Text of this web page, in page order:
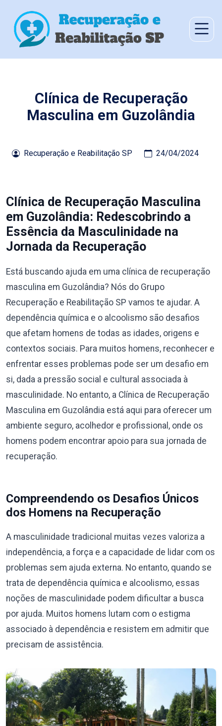
Clínica de Recuperação
Masculina em Guzolândia
Recuperação e Reabilitação SP 24/04/2024
Clínica de Recuperação Masculina
em Guzolândia: Redescobrindo a
Essência da Masculinidade na
Jornada da Recuperação
Está buscando ajuda em uma clínica de recuperação
masculina em Guzolândia? Nós do Grupo
Recuperação e Reabilitação SP vamos te ajudar. A
dependência química e o alcoolismo são desafios
que afetam homens de todas as idades, origens e
contextos sociais. Para muitos homens, reconhecer e
enfrentar esses problemas pode ser um desafio em
si, dada a pressão social e cultural associada à
masculinidade. No entanto, a Clínica de Recuperação
Masculina em Guzolândia está aqui para oferecer um
ambiente seguro, acolhedor e profissional, onde os
homens podem encontrar apoio para sua jornada de
recuperação.
Compreendendo os Desafios Únicos
dos Homens na Recuperação
A masculinidade tradicional muitas vezes valoriza a
independência, a força e a capacidade de lidar com os
problemas sem ajuda externa. No entanto, quando se
trata de dependência química e alcoolismo, essas
noções de masculinidade podem dificultar a busca
por ajuda. Muitos homens lutam com o estigma
associado à dependência e resistem em admitir que
precisam de assistência.